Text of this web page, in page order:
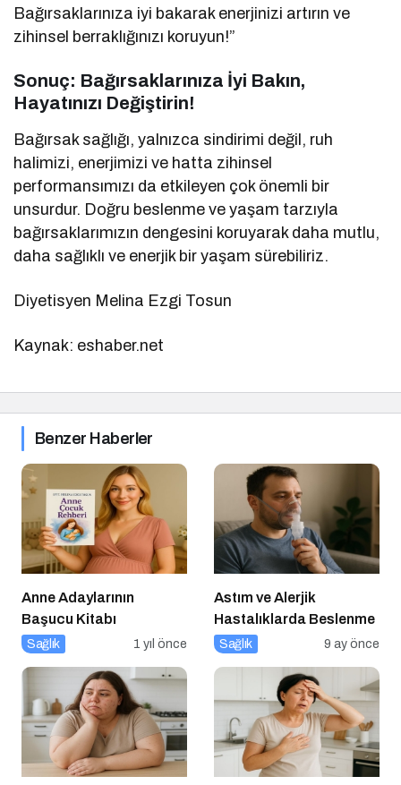
Bağırsaklarınıza iyi bakarak enerjinizi artırın ve
zihinsel berraklığınızı koruyun!”
Sonuç: Bağırsaklarınıza İyi Bakın,
Hayatınızı Değiştirin!
Bağırsak sağlığı, yalnızca sindirimi değil, ruh
halimizi, enerjimizi ve hatta zihinsel
performansımızı da etkileyen çok önemli bir
unsurdur. Doğru beslenme ve yaşam tarzıyla
bağırsaklarımızın dengesini koruyarak daha mutlu,
daha sağlıklı ve enerjik bir yaşam sürebiliriz.
Diyetisyen Melina Ezgi Tosun
Kaynak: eshaber.net
Benzer Haberler
Anne Adaylarının
Başucu Kitabı
Sağlık 1 yıl önce
Astım ve Alerjik
Hastalıklarda Beslenme
Sağlık 9 ay önce